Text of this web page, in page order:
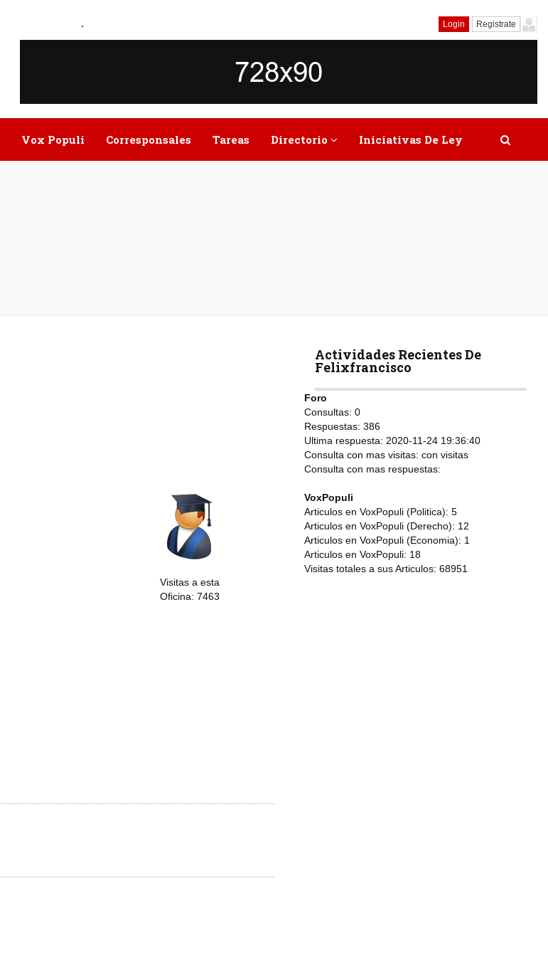
. Login Registrate
Vox Populi Corresponsales Tareas Directorio Iniciativas De Ley
Visitas a esta
Oficina: 7463
Actividades Recientes De
Felixfrancisco
Foro
Consultas: 0
Respuestas: 386
Ultima respuesta: 2020-11-24 19:36:40
Consulta con mas visitas: con visitas
Consulta con mas respuestas:
VoxPopuli
Articulos en VoxPopuli (Politica): 5
Articulos en VoxPopuli (Derecho): 12
Articulos en VoxPopuli (Economia): 1
Articulos en VoxPopuli: 18
Visitas totales a sus Articulos: 68951